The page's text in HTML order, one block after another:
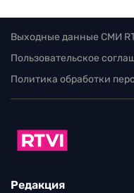
Выходные данные СМИ
Пользовательское
Политика обработки
Редакция